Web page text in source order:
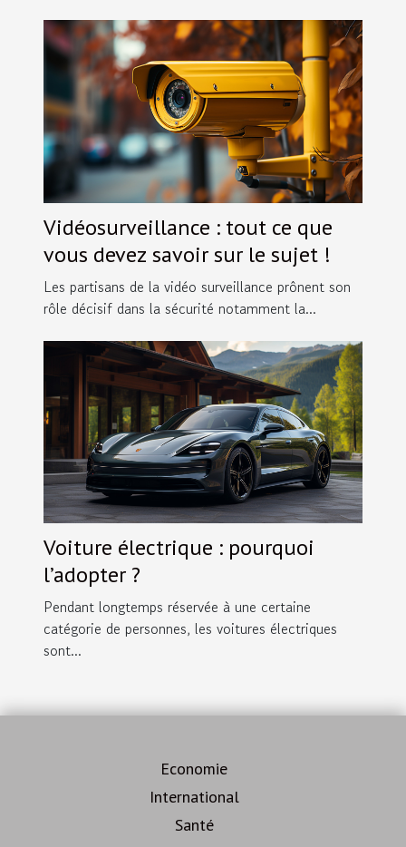
Vidéosurveillance : tout ce que
vous devez savoir sur le sujet !
Les partisans de la vidéo surveillance prônent son
rôle décisif dans la sécurité notamment la...
Voiture électrique : pourquoi
l’adopter ?
Pendant longtemps réservée à une certaine
catégorie de personnes, les voitures électriques
sont...
Economie
International
Santé